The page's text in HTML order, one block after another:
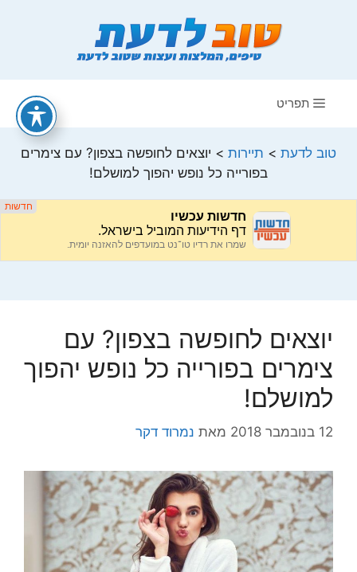
תפריט
טוב לדעת > תיירות > יוצאים לחופשה בצפון? עם צימרים
בפורייה כל נופש יהפוך למושלם!
יוצאים לחופשה בצפון? עם
צימרים בפורייה כל נופש יהפוך
למושלם!
12 בנובמבר 2018 מאת נמרוד דקר